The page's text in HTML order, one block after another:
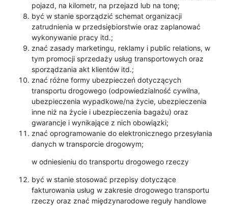
pojazd, na kilometr, na przejazd lub na tonę;
być w stanie sporządzić schemat organizacji
zatrudnienia w przedsiębiorstwie oraz zaplanować
wykonywanie pracy itd.;
znać zasady marketingu, reklamy i public relations, w
tym promocji sprzedaży usług transportowych oraz
sporządzania akt klientów itd.;
znać różne formy ubezpieczeń dotyczących
transportu drogowego (odpowiedzialność cywilna,
ubezpieczenia wypadkowe/na życie, ubezpieczenia
inne niż na życie i ubezpieczenia bagażu) oraz
gwarancje i wynikające z nich obowiązki;
znać oprogramowanie do elektronicznego przesyłania
danych w transporcie drogowym;
w odniesieniu do transportu drogowego rzeczy
być w stanie stosować przepisy dotyczące
fakturowania usług w zakresie drogowego transportu
rzeczy oraz znać międzynarodowe reguły handlowe